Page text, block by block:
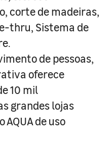
corte de madeiras,
thru, Sistema de
de pessoas,
oferece
10 mil
grandes lojas
de uso